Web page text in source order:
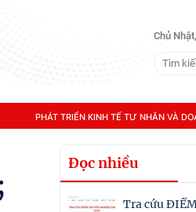
Chủ
PHÁT TRIỂN KINH TẾ TƯ NHÂN VÀ
Đọc nhiều
Tra cứu